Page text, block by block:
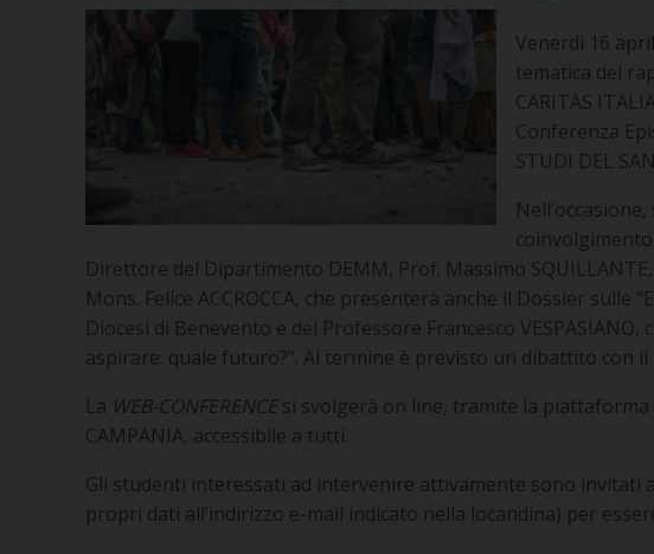
Venerdì 16
tematica del
CARITAS
Conferenza
STUDI DEL
coinvolgimento
Direttore del Dipartimento DEMM, Prof. Massimo
Mons. Felice ACCROCCA, che presenterà anche il Dossier sulle
Diocesi di Benevento e del Professore Francesco
aspirare: quale futuro?”. Al termine è previsto un dibattito con il
La WEB-CONFERENCE si svolgerà on line, tramite la piattaforma
CAMPANIA, accessibile a tutti.
Gli studenti interessati ad intervenire attivamente sono
propri dati all’indirizzo e-mail indicato nella locandina) per